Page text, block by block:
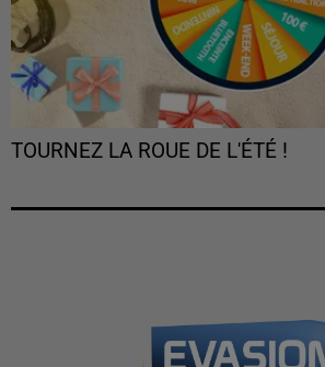
TOURNEZ LA ROUE DE L'ÉTÉ !